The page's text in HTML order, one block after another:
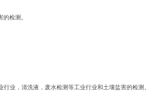
检测。
业，清洗液，废水检测等工业行业和土壤盐害的检测。